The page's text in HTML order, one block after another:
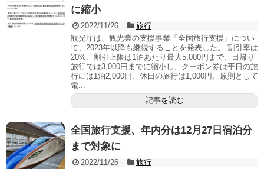
に縮小
2022/11/26
旅行
観光庁は、観光業の支援事業「全国旅行支援」につい
て、2023年以降も継続することを発表した。 割引率は
20%、割引上限は1泊あたり最大5,000円まで、日帰り
旅行では3,000円までに縮小し、クーポン券は平日の旅
行には1泊2,000円、休日の旅行は1,000円。原則として
電...
記事を読む
全国旅行支援、年内分は12月27日宿泊分
まで対象に
2022/11/26
旅行